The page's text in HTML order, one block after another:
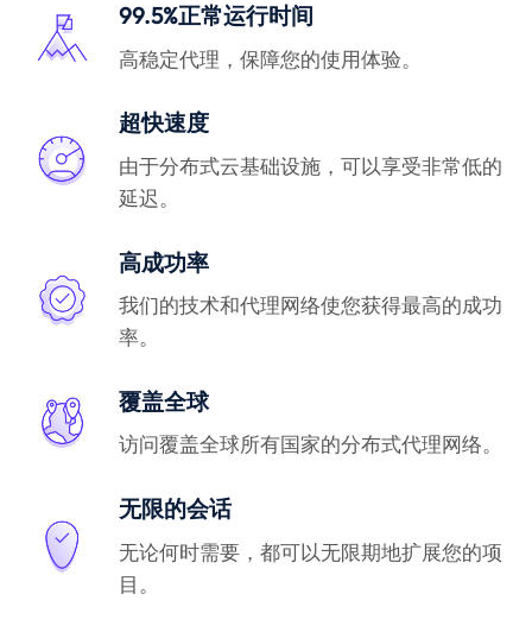
99.5%正常运行时间
高稳定代理，保障您的使用体验。
超快速度
由于分布式云基础设施，可以享受非常低的
延迟。
高成功率
我们的技术和代理网络使您获得最高的成功
率。
覆盖全球
访问覆盖全球所有国家的分布式代理网络。
无限的会话
无论何时需要，都可以无限期地扩展您的项
目。